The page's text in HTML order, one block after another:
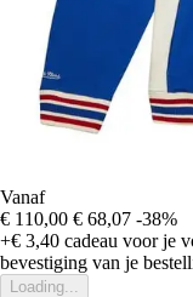
Vanaf
€ 110,00 € 68,07 -38%
+€ 3,40 cadeau voor je
bevestiging van je
Loading...